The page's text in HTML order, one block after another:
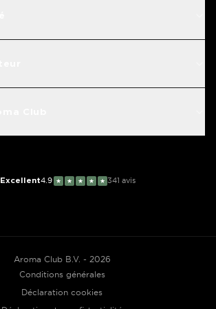
Excellent4.9 ★ ★ ★ ★ ★ 341 avis
Aroma Club B.V. - 2026
Conditions générales
Déclaration cookies